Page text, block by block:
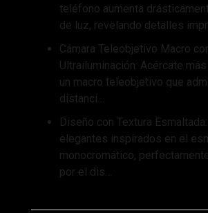
teléfono aumenta
de luz, revelando detalles
Cámara Teleobjetivo Macro
Ultrailuminación: Acércate
un macro teleobjetivo que
distanci…
Diseño con Textura
elegantes inspirados en el
monocromático,
por el dis…